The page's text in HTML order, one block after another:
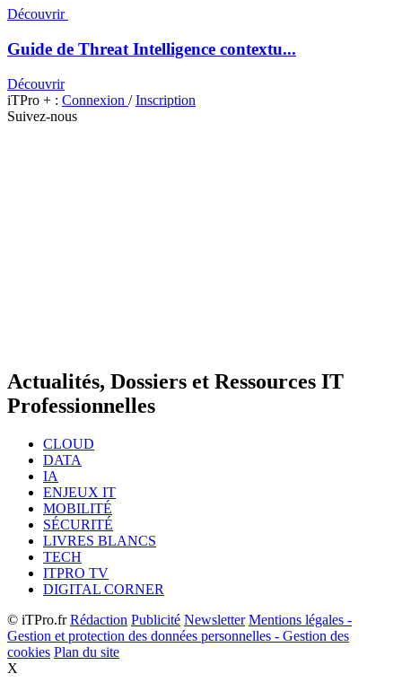
Découvrir
Guide de Threat Intelligence contextu...
Découvrir
iTPro + : Connexion /Inscription
Suivez-nous
Actualités, Dossiers et Ressources IT
Professionnelles
CLOUD
DATA
IA
ENJEUX IT
MOBILITÉ
SÉCURITÉ
LIVRES BLANCS
TECH
ITPRO TV
DIGITAL CORNER
© iTPro.frRédaction Publicité Newsletter Mentions légales -
Gestion et protection des données personnelles - Gestion des
cookies Plan du site
X